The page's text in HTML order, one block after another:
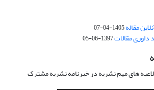
مقاله1405-04-07
داوری مقالات1397-06-05
های مهم نشریه در خبرنامه نشریه مشترک